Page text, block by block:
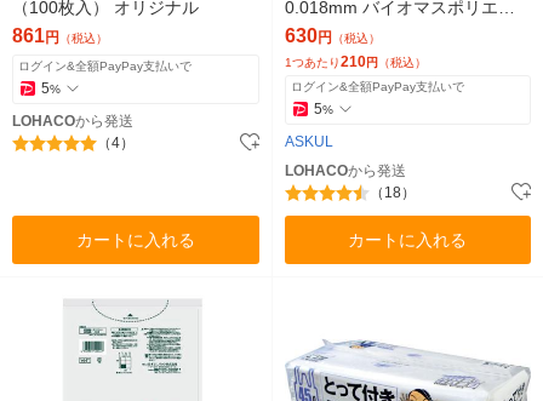
（100枚入） オリジナル
861円 （税込）
ログイン&全額PayPay支払いで
5%
LOHACOから発送
（4）
カートに入れる
0.018mm バイオマスポリエチ
レン入り アスクル（イチオシ）
オリジナル
630円
（税込）
1つあたり210円 （税込）
ログイン&全額PayPay支払いで
5%
ASKUL
LOHACOから発送
（18）
カートに入れる